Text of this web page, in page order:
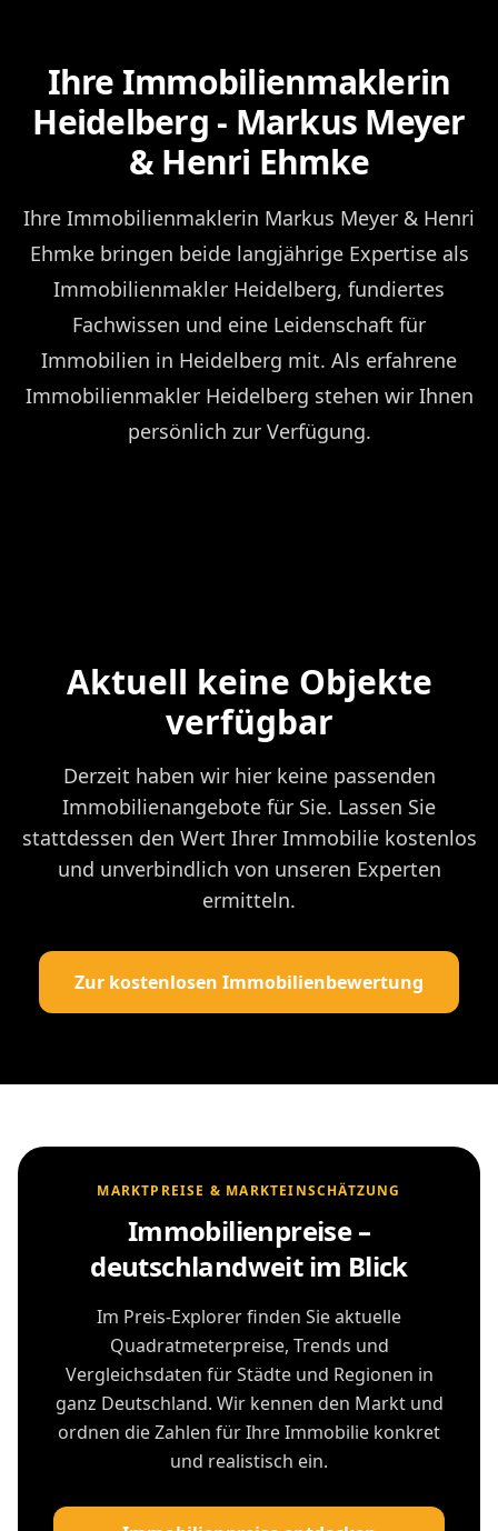
Ihre Immobilienmaklerin
Heidelberg - Markus Meyer
& Henri Ehmke
Ihre Immobilienmaklerin Markus Meyer & Henri
Ehmke bringen beide langjährige Expertise als
Immobilienmakler Heidelberg, fundiertes
Fachwissen und eine Leidenschaft für
Immobilien in Heidelberg mit. Als erfahrene
Immobilienmakler Heidelberg stehen wir Ihnen
persönlich zur Verfügung.
Aktuell keine Objekte
verfügbar
Derzeit haben wir hier keine passenden
Immobilienangebote für Sie. Lassen Sie
stattdessen den Wert Ihrer Immobilie kostenlos
und unverbindlich von unseren Experten
ermitteln.
Zur kostenlosen Immobilienbewertung
MARKTPREISE & MARKTEINSCHÄTZUNG
Immobilienpreise –
deutschlandweit im Blick
Im Preis-Explorer finden Sie aktuelle
Quadratmeterpreise, Trends und
Vergleichsdaten für Städte und Regionen in
ganz Deutschland. Wir kennen den Markt und
ordnen die Zahlen für Ihre Immobilie konkret
und realistisch ein.